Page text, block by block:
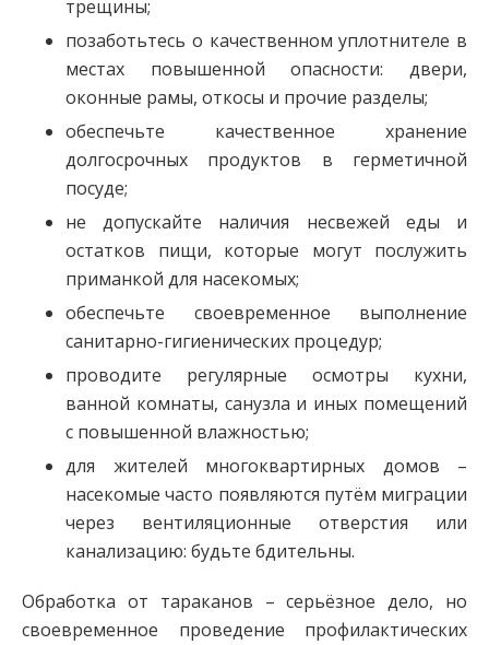
трещины;
позаботьтесь о качественном уплотнителе в
местах повышенной опасности: двери,
оконные рамы, откосы и прочие разделы;
обеспечьте качественное хранение
долгосрочных продуктов в герметичной
посуде;
не допускайте наличия несвежей еды и
остатков пищи, которые могут послужить
приманкой для насекомых;
обеспечьте своевременное выполнение
санитарно-гигиенических процедур;
проводите регулярные осмотры кухни,
ванной комнаты, санузла и иных помещений
с повышенной влажностью;
для жителей многоквартирных домов –
насекомые часто появляются путём миграции
через вентиляционные отверстия или
канализацию: будьте бдительны.
Обработка от тараканов – серьёзное дело, но
своевременное проведение профилактических